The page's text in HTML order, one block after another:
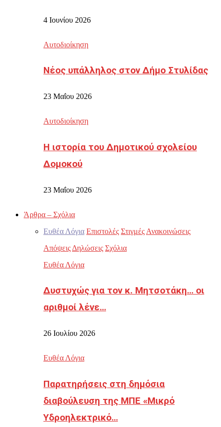
4 Ιουνίου 2026
Αυτοδιοίκηση
Νέος υπάλληλος στον Δήμο Στυλίδας
23 Μαΐου 2026
Αυτοδιοίκηση
Η ιστορία του Δημοτικού σχολείου
Δομοκού
23 Μαΐου 2026
Άρθρα – Σχόλια
Ευθέα Λόγια Επιστολές Στιγμές Ανακοινώσεις
Απόψεις Δηλώσεις Σχόλια
Ευθέα Λόγια
Δυστυχώς για τον κ. Μητσοτάκη… οι
αριθμοί λένε…
26 Ιουλίου 2026
Ευθέα Λόγια
Παρατηρήσεις στη δημόσια
διαβούλευση της ΜΠΕ «Μικρό
Υδροηλεκτρικό…